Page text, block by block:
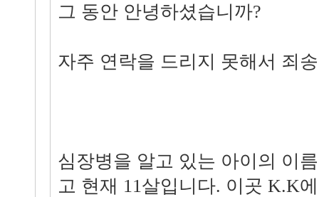
그 동안 안녕하셨습니까?
자주 연락을 드리지 못해서 죄
심장병을 알고 있는 아이의 이
고 현재 11살입니다. 이곳 K.K